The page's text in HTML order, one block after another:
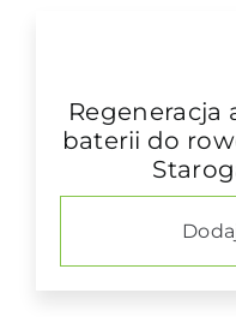
Regeneracja
baterii do